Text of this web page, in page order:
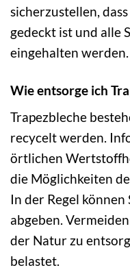
sicherzustellen,
gedeckt ist und alle
eingehalten werden.
Wie entsorge ich
Trapezbleche
recycelt werden.
örtlichen
die Möglichkeiten
In der Regel
abgeben.
der Natur zu
belastet.